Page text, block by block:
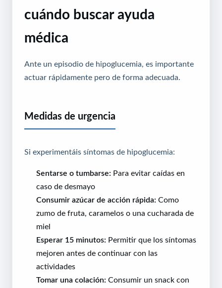
cuándo buscar ayuda
médica
Ante un episodio de hipoglucemia, es importante
actuar rápidamente pero de forma adecuada.
Medidas de urgencia
Si experimentáis síntomas de hipoglucemia:
Sentarse o tumbarse: Para evitar caídas en
caso de desmayo
Consumir azúcar de acción rápida: Como
zumo de fruta, caramelos o una cucharada de
miel
Esperar 15 minutos: Permitir que los síntomas
mejoren antes de continuar con las
actividades
Tomar una colación: Consumir un snack con